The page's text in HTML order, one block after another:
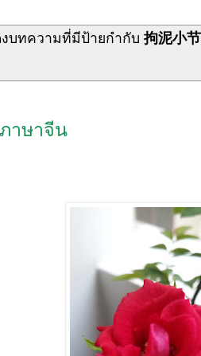
บทความที่มีป้ายกำกับ拘泥小节
าษาจีน